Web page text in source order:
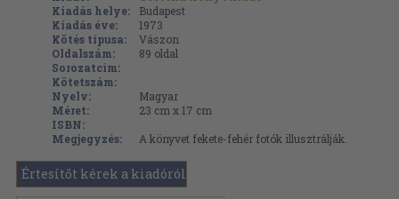
Kiadás helye:
Budapest
Kiadás éve:
1973
Kötés típusa:
Vászon
Oldalszám:
89 oldal
Sorozatcím:
Kötetszám:
Nyelv:
Magyar
Méret:
23 cm x 17 cm
ISBN:
Megjegyzés:
A könyvet fekete-fehér fotók illusztrálják.
Értesítőt kérek a kiadóról